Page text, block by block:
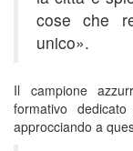
cose che
unico».
Il campione
formativo
approcciando a